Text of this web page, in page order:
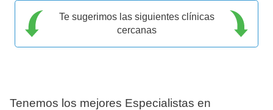
Te sugerimos las siguientes clínicas
cercanas
Tenemos los mejores Especialistas en